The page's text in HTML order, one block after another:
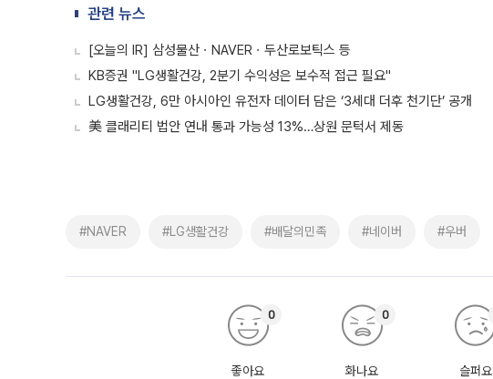
관련 뉴스
[오늘의 IR] 삼성물산ㆍNAVERㆍ두산로보틱스 등
KB증권 "LG생활건강, 2분기 수익성은 보수적 접근 필요"
LG생활건강, 6만 아시아인 유전자 데이터 담은 ‘3세대 더후 천기단’ 공개
美 클래리티 법안 연내 통과 가능성 13%…상원 문턱서 제동
#NAVER #LG생활건강 #배달의민족 #네이버 #우버
좋아요
0
화나요
0
슬퍼요